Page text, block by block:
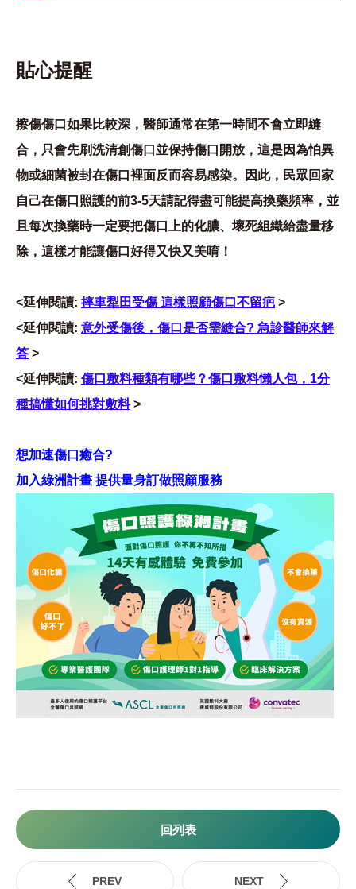
貼心提醒
擦傷傷口如果比較深，醫師通常在第一時間不會立即縫
合，只會先刷洗清創傷口並保持傷口開放，這是因為怕異
物或細菌被封在傷口裡面反而容易感染。因此，民眾回家
自己在傷口照護的前3-5天請記得盡可能提高換藥頻率，並
且每次換藥時一定要把傷口上的化膿、壞死組織給盡量移
除，這樣才能讓傷口好得又快又美唷！
<延伸閱讀: 摔車犁田受傷 這樣照顧傷口不留疤 >
<延伸閱讀: 意外受傷後，傷口是否需縫合? 急診醫師來解
答 >
<延伸閱讀: 傷口敷料種類有哪些？傷口敷料懶人包，1分
種搞懂如何挑對敷料>
想加速傷口癒合?
加入綠洲計畫 提供量身訂做照顧服務
回列表